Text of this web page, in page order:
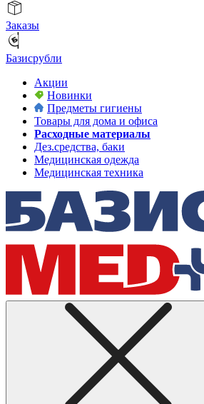
Заказы
Базисрубли
Акции
Новинки
Предметы гигиены
Товары для дома и офиса
Расходные материалы
Дез.средства, баки
Медицинская одежда
Медицинская техника